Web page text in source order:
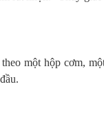
một hộp cơm,